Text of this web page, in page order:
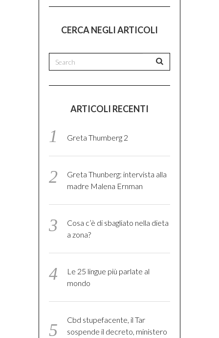
CERCA NEGLI ARTICOLI
ARTICOLI RECENTI
Greta Thumberg 2
Greta Thunberg: intervista alla
madre Malena Ernman
Cosa c’è di sbagliato nella dieta
a zona?
Le 25 lingue più parlate al
mondo
Cbd stupefacente, il Tar
sospende il decreto, ministero